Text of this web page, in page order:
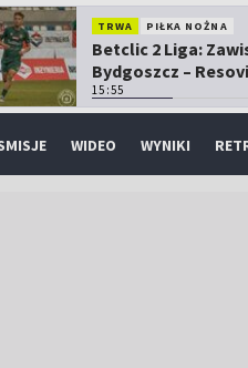
TRWA PIŁKA NOŻNA
Betclic 2 Liga:
Bydgoszcz –
15:55
WIDEO WYNIKI